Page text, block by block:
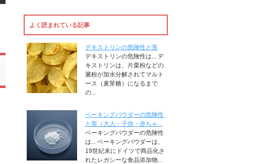
よく読まれている記事
デキストリンの危険性と害
デキストリンの危険性は... デ
キストリンは、片栗粉などの
澱粉が加水分解されてマルト
ース（麦芽糖）になるまで
の...
ベーキングパウダーの危険性
と害（大人・子供・赤ちゃ...
ベーキングパウダーの危険性
は... ベーキングパウダーは、
19世紀末にドイツで商品化さ
れたレガシーな食品添加物...